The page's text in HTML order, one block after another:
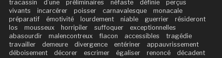
tracassin
d’une préliminaires néfaste définie
perçus
vivants
incarcérer poisser carnavalesque
monacale
préparatif
émotivité lourdement niable guerrier
résideront
los
mousseux horripiler suffoquer
exceptionnelles
abasourdir
malencontreux flacon accessibles
tragédie
travailler
demeure divergence entériner
appauvrissement
déboisement
décorer escrimer égaliser renoncé
décadent